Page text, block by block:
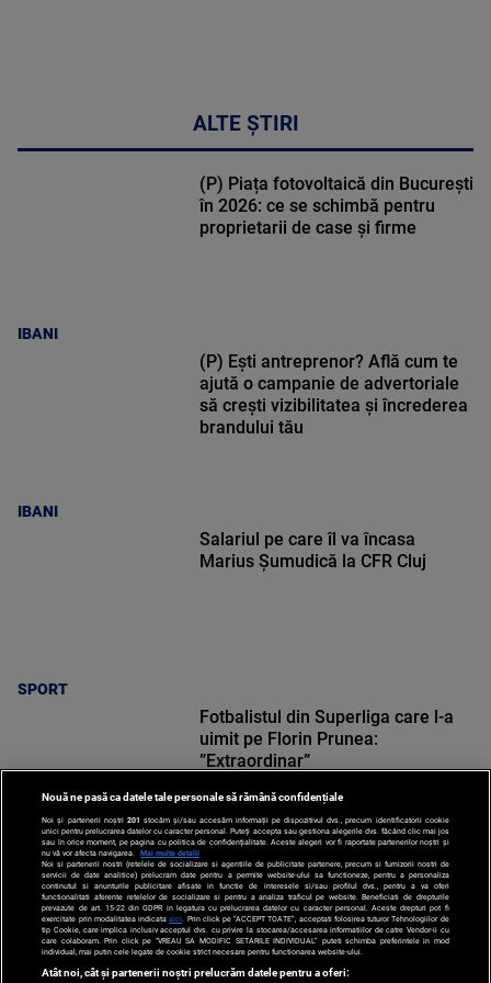
ALTE ȘTIRI
IBANI
(P) Piața fotovoltaică din București
în 2026: ce se schimbă pentru
proprietarii de case și firme
IBANI
(P) Ești antreprenor? Află cum te
ajută o campanie de advertoriale
să crești vizibilitatea și încrederea
brandului tău
SPORT
Salariul pe care îl va încasa
Marius Șumudică la CFR Cluj
SPORT
Fotbalistul din Superliga care l-a
uimit pe Florin Prunea:
”Extraordinar”
Nouă ne pasă ca datele tale personale să rămână confidențiale
Noi și partenerii noștri 201 stocăm și/sau accesăm informații pe dispozitivul dvs., precum identificatorii cookie
unici pentru prelucrarea datelor cu caracter personal. Puteți accepta sau gestiona alegerile dvs. făcând clic mai jos
sau în orice moment, pe pagina cu politica de confidențialitate. Aceste alegeri vor fi raportate partenerilor noștri și
nu vă vor afecta navigarea.
Mai multe detalii
Noi si partenerii nostri (retelele de socializare si agentiile de publicitate partenere, precum si furnizorii nostri de
servicii de date analitice) prelucram date pentru a permite website-ului sa functioneze, pentru a personaliza
continutul si anunturile publicitare afisate in functie de interesele si/sau profilul dvs., pentru a va oferi
functionalitati aferente retelelor de socializare si pentru a analiza traficul pe website. Beneficiati de drepturile
prevazute de art. 15-22 din GDPR in legatura cu prelucrarea datelor cu caracter personal. Aceste drepturi pot fi
exercitate prin modalitatea indicataaici . Prin click pe “ACCEPT TOATE”, acceptati folosirea tuturor Tehnologiilor de
tip Cookie, care implica inclusiv acceptul dvs. cu privire la stocarea/accesarea informatiilor de catre Vendor-ii cu
care colaboram. Prin click pe “VREAU SA MODIFIC SETARILE INDIVIDUAL” puteti schimba preferintele in mod
individual, mai putin cele legate de cookie strict necesare pentru functionarea website-ului.
Atât noi, cât și partenerii noștri prelucrăm datele pentru a oferi: